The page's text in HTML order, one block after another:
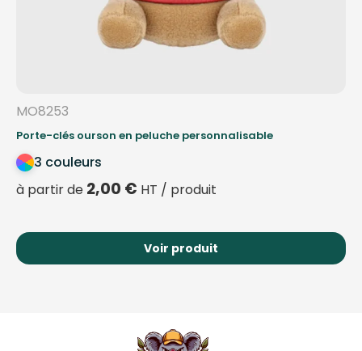
MO8253
Porte-clés ourson en peluche personnalisable
3 couleurs
à partir de 2,00 € HT / produit
Voir produit